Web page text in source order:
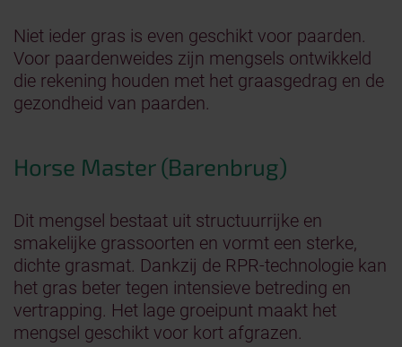
Niet ieder gras is even geschikt voor paarden.
Voor paardenweides zijn mengsels ontwikkeld
die rekening houden met het graasgedrag en de
gezondheid van paarden.
Horse Master (Barenbrug)
Dit mengsel bestaat uit structuurrijke en
smakelijke grassoorten en vormt een sterke,
dichte grasmat. Dankzij de RPR-technologie kan
het gras beter tegen intensieve betreding en
vertrapping. Het lage groeipunt maakt het
mengsel geschikt voor kort afgrazen.